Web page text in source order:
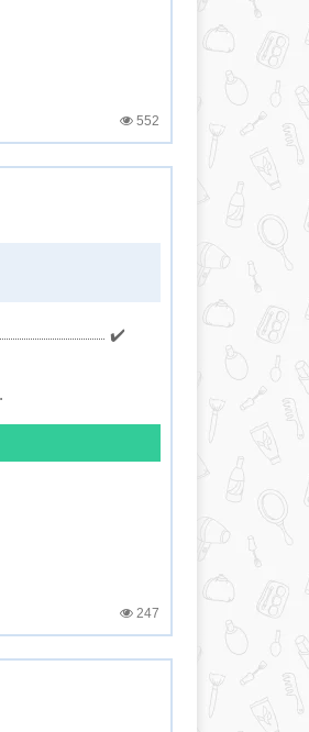
552
✔️
247